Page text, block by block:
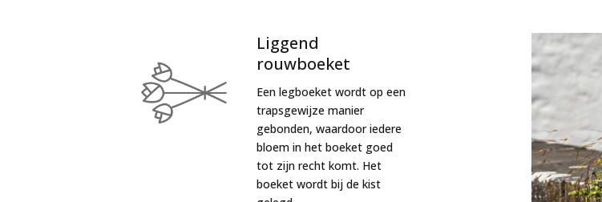
Liggend
rouwboeket
Een legboeket wordt op een
trapsgewijze manier
gebonden, waardoor iedere
bloem in het boeket goed
tot zijn recht komt. Het
boeket wordt bij de kist